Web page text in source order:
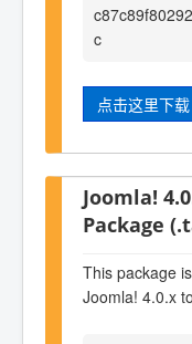
c
点击这里下载
Joomla!
Package
This package
Joomla! 4.0.x